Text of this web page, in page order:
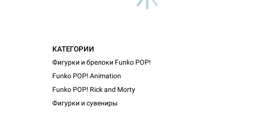
КАТЕГОРИИ
Фигурки и брелоки Funko POP!
Funko POP! Animation
Funko POP! Rick and Morty
Фигурки и сувениры